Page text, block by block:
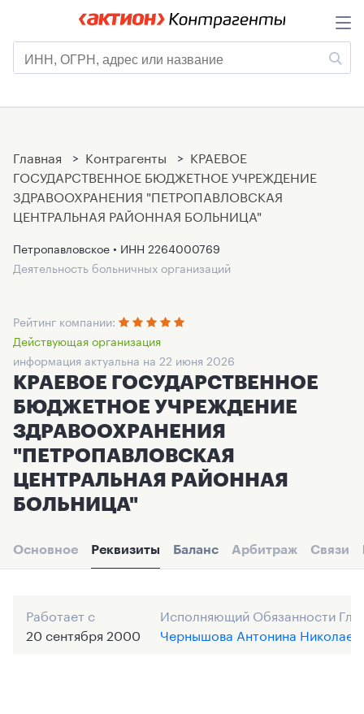
Главная > Контрагенты > КРАЕВОЕ
ГОСУДАРСТВЕННОЕ БЮДЖЕТНОЕ УЧРЕЖДЕНИЕ
ЗДРАВООХРАНЕНИЯ "ПЕТРОПАВЛОВСКАЯ
ЦЕНТРАЛЬНАЯ РАЙОННАЯ БОЛЬНИЦА"
Петропавловское • ИНН 2264000769
Деятельность больничных организаций
Рейтинг компании:
Действующая организация
информация актуальна на 22 июня 2026
КРАЕВОЕ ГОСУДАРСТВЕННОЕ
БЮДЖЕТНОЕ УЧРЕЖДЕНИЕ
ЗДРАВООХРАНЕНИЯ
"ПЕТРОПАВЛОВСКАЯ
ЦЕНТРАЛЬНАЯ РАЙОННАЯ
БОЛЬНИЦА"
Основное Реквизиты Баланс Арбитраж Связи
Работает с
20 сентября 2000
Исполняющий Обязанности
Чернышова Антонина